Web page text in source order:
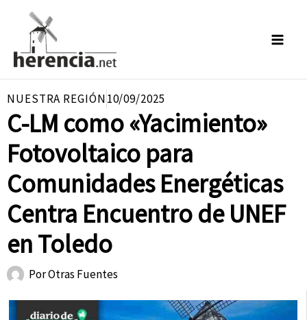
contenido
NUESTRA REGIÓN10/09/2025
C-LM como «Yacimiento»
Fotovoltaico para
Comunidades Energéticas
Centra Encuentro de UNEF
en Toledo
PorOtras Fuentes